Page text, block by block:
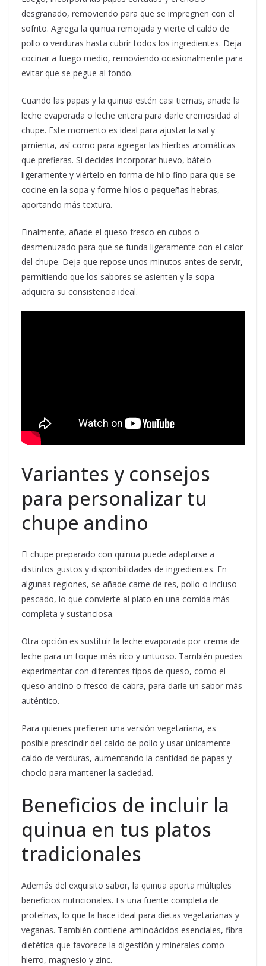
desgranado, removiendo para que se impregnen con el
sofrito. Agrega la quinua remojada y vierte el caldo de
pollo o verduras hasta cubrir todos los ingredientes. Deja
cocinar a fuego medio, removiendo ocasionalmente para
evitar que se pegue al fondo.
Cuando las papas y la quinua estén casi tiernas, añade la
leche evaporada o leche entera para darle cremosidad al
chupe. Este momento es ideal para ajustar la sal y
pimienta, así como para agregar las hierbas aromáticas
que prefieras. Si decides incorporar huevo, bátelo
ligeramente y viértelo en forma de hilo fino para que se
cocine en la sopa y forme hilos o pequeñas hebras,
aportando más textura.
Finalmente, añade el queso fresco en cubos o
desmenuzado para que se funda ligeramente con el calor
del chupe. Deja que repose unos minutos antes de servir,
permitiendo que los sabores se asienten y la sopa
adquiera su consistencia ideal.
Variantes y consejos
para personalizar tu
chupe andino
El chupe preparado con quinua puede adaptarse a
distintos gustos y disponibilidades de ingredientes. En
algunas regiones, se añade carne de res, pollo o incluso
pescado, lo que convierte al plato en una comida más
completa y sustanciosa.
Otra opción es sustituir la leche evaporada por crema de
leche para un toque más rico y untuoso. También puedes
experimentar con diferentes tipos de queso, como el
queso andino o fresco de cabra, para darle un sabor más
auténtico.
Para quienes prefieren una versión vegetariana, es
posible prescindir del caldo de pollo y usar únicamente
caldo de verduras, aumentando la cantidad de papas y
choclo para mantener la saciedad.
Beneficios de incluir la
quinua en tus platos
tradicionales
Además del exquisito sabor, la quinua aporta múltiples
beneficios nutricionales. Es una fuente completa de
proteínas, lo que la hace ideal para dietas vegetarianas y
veganas. También contiene aminoácidos esenciales, fibra
dietética que favorece la digestión y minerales como
hierro, magnesio y zinc.